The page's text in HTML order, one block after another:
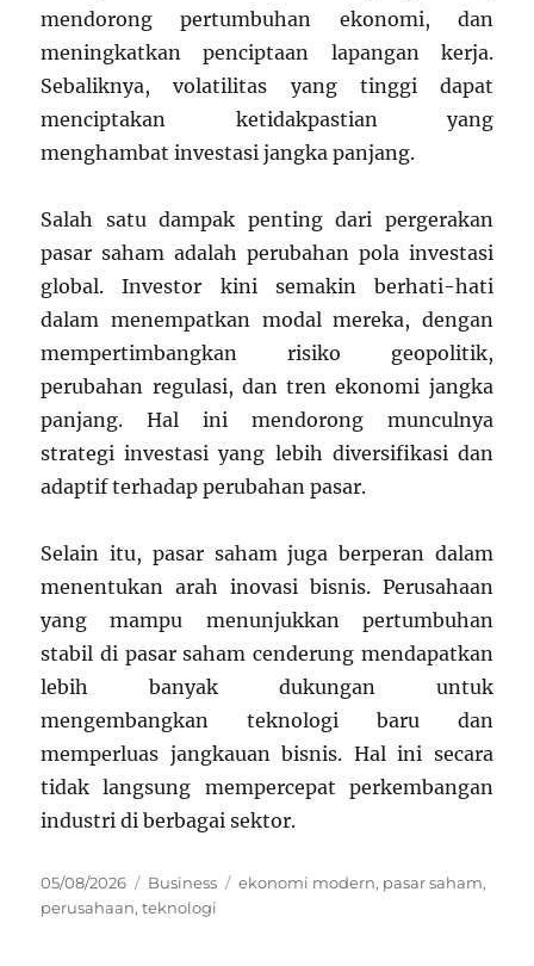
mendorong pertumbuhan ekonomi, dan
meningkatkan penciptaan lapangan kerja.
Sebaliknya, volatilitas yang tinggi dapat
menciptakan ketidakpastian yang
menghambat investasi jangka panjang.
Salah satu dampak penting dari pergerakan
pasar saham adalah perubahan pola investasi
global. Investor kini semakin berhati-hati
dalam menempatkan modal mereka, dengan
mempertimbangkan risiko geopolitik,
perubahan regulasi, dan tren ekonomi jangka
panjang. Hal ini mendorong munculnya
strategi investasi yang lebih diversifikasi dan
adaptif terhadap perubahan pasar.
Selain itu, pasar saham juga berperan dalam
menentukan arah inovasi bisnis. Perusahaan
yang mampu menunjukkan pertumbuhan
stabil di pasar saham cenderung mendapatkan
lebih banyak dukungan untuk
mengembangkan teknologi baru dan
memperluas jangkauan bisnis. Hal ini secara
tidak langsung mempercepat perkembangan
industri di berbagai sektor.
Posted
on
05/08/2026 Categories
Business Tags
ekonomi modern, pasar saham,
perusahaan,teknologi